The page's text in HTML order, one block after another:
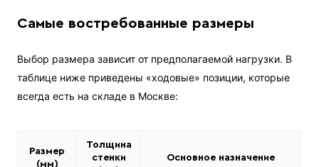
Самые востребованные размеры
Выбор размера зависит от предполагаемой нагрузки. В
таблице ниже приведены «ходовые» позиции, которые
всегда есть на складе в Москве:
Размер
(мм)
Толщина
стенки
Основное назначение